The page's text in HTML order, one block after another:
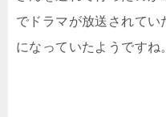
でドラマが放送されてい
になっていたようですね